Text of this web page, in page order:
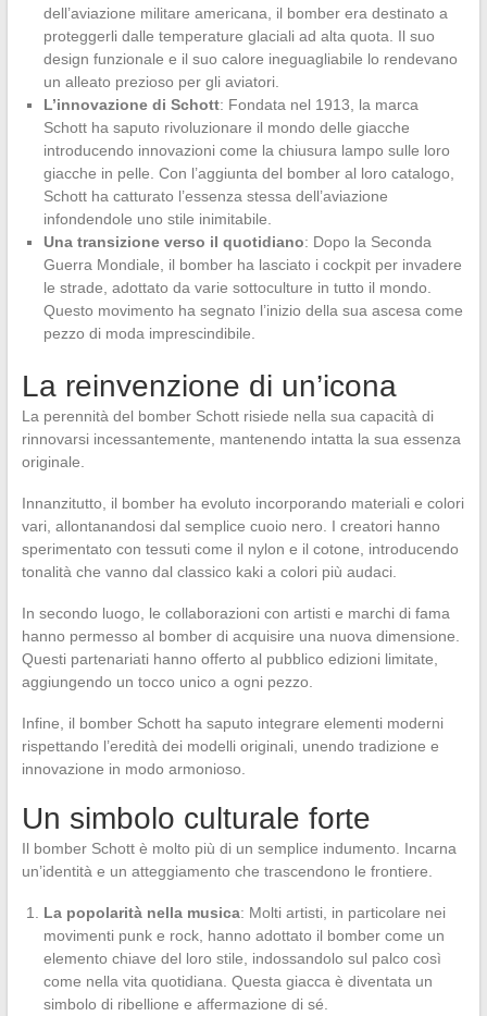
dell’aviazione militare americana, il bomber era destinato a
proteggerli dalle temperature glaciali ad alta quota. Il suo
design funzionale e il suo calore ineguagliabile lo rendevano
un alleato prezioso per gli aviatori.
L’innovazione di Schott: Fondata nel 1913, la marca
Schott ha saputo rivoluzionare il mondo delle giacche
introducendo innovazioni come la chiusura lampo sulle loro
giacche in pelle. Con l’aggiunta del bomber al loro catalogo,
Schott ha catturato l’essenza stessa dell’aviazione
infondendole uno stile inimitabile.
Una transizione verso il quotidiano: Dopo la Seconda
Guerra Mondiale, il bomber ha lasciato i cockpit per invadere
le strade, adottato da varie sottoculture in tutto il mondo.
Questo movimento ha segnato l’inizio della sua ascesa come
pezzo di moda imprescindibile.
La reinvenzione di un’icona
La perennità del bomber Schott risiede nella sua capacità di
rinnovarsi incessantemente, mantenendo intatta la sua essenza
originale.
Innanzitutto, il bomber ha evoluto incorporando materiali e colori
vari, allontanandosi dal semplice cuoio nero. I creatori hanno
sperimentato con tessuti come il nylon e il cotone, introducendo
tonalità che vanno dal classico kaki a colori più audaci.
In secondo luogo, le collaborazioni con artisti e marchi di fama
hanno permesso al bomber di acquisire una nuova dimensione.
Questi partenariati hanno offerto al pubblico edizioni limitate,
aggiungendo un tocco unico a ogni pezzo.
Infine, il bomber Schott ha saputo integrare elementi moderni
rispettando l’eredità dei modelli originali, unendo tradizione e
innovazione in modo armonioso.
Un simbolo culturale forte
Il bomber Schott è molto più di un semplice indumento. Incarna
un’identità e un atteggiamento che trascendono le frontiere.
La popolarità nella musica: Molti artisti, in particolare nei
movimenti punk e rock, hanno adottato il bomber come un
elemento chiave del loro stile, indossandolo sul palco così
come nella vita quotidiana. Questa giacca è diventata un
simbolo di ribellione e affermazione di sé.